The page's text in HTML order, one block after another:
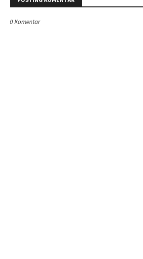
0 Komentar